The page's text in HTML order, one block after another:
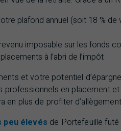
plafond annuel (soit 18 % de
imposable sur les fonds
à l’abri de l’impôt
et votre potentiel
en placement
en plus de profiter
peu élevés de Portefeuille